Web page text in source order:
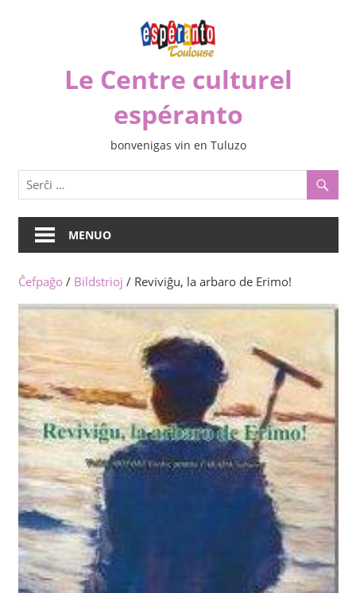
Le Centre culturel
espéranto
bonvenigas vin en Tuluzo
MENUO
Ĉefpaĝo / Bildstrioj / Reviviĝu, la arbaro de Erimo!